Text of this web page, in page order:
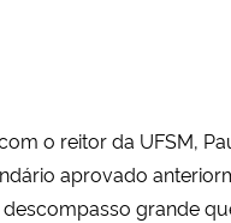
o reitor da UFSM,
aprovado
grande